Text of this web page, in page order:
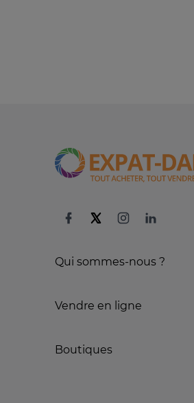
Qui sommes-nous ?
Vendre en ligne
Boutiques